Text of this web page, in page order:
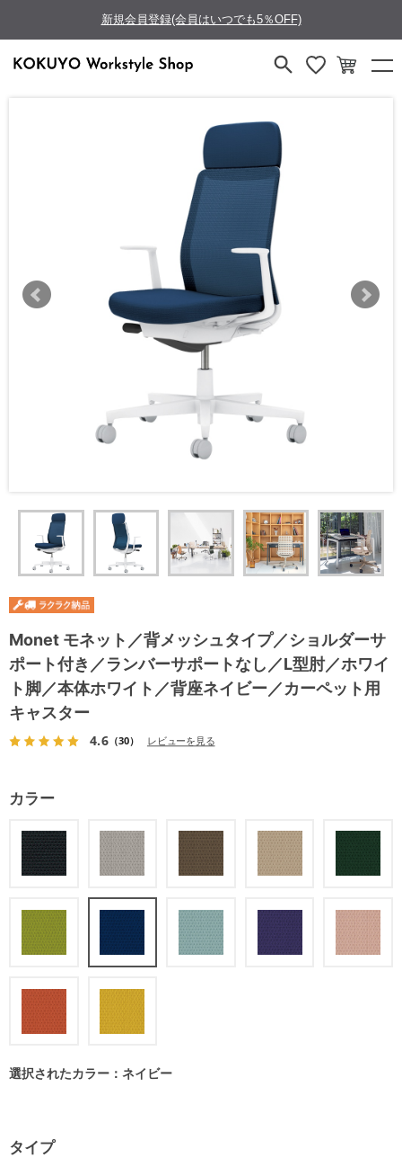
新規会員登録(会員はいつでも5％OFF)
Monet モネット／背メッシュタイプ／ショルダーサ
ポート付き／ランバーサポートなし／L型肘／ホワイ
ト脚／本体ホワイト／背座ネイビー／カーペット用
キャスター
4.6（30） レビューを見る
カラー
選択されたカラー：ネイビー
タイプ